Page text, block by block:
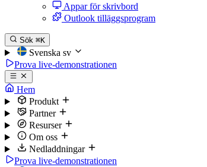
Appar för skrivbord
Outlook tilläggsprogram
Sök ⌘K
Svenska sv
Prova live-demonstrationen
Hem
Produkt
Partner
Resurser
Om oss
Nedladdningar
Prova live-demonstrationen